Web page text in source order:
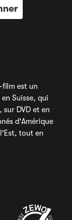
est un
Suisse, qui
sur DVD et en
d'Amérique
tout en